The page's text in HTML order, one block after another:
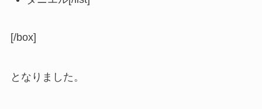
[/box]
となりました。